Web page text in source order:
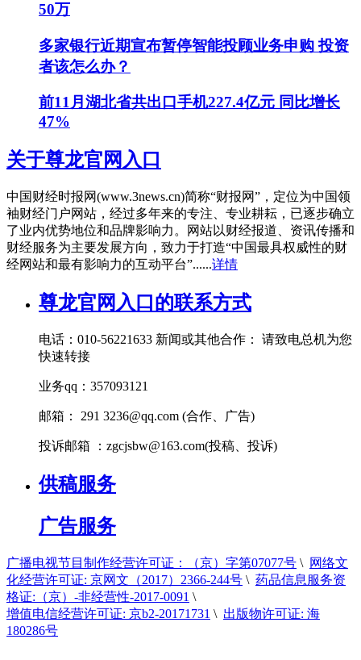
50万
多家银行近期宣布暂停智能投顾业务申购 投资
者该怎么办？
前11月湖北省共出口手机227.4亿元 同比增长
47%
关于尊龙官网入口
中国财经时报网(www.3news.cn)简称“财报网”，定位为中国领
袖财经门户网站，经过多年来的专注、专业耕耘，已逐步确立
了业内优势地位和品牌影响力。网站以财经报道、资讯传播和
财经服务为主要发展方向，致力于打造“中国最具权威性的财
经网站和最有影响力的互动平台”......详情
尊龙官网入口的联系方式
电话：010-56221633 新闻或其他合作： 请致电总机为您
快速转接
业务qq：357093121
邮箱： 291 3236@qq.com (合作、广告)
投诉邮箱 ： zgcjsbw@163.com(投稿、投诉)
供稿服务
广告服务
广播电视节目制作经营许可证：（京）字第07077号 \ 网络文
化经营许可证: 京网文（2017）2366-244号 \ 药品信息服务资
格证:（京）-非经营性-2017-0091 \
增值电信经营许可证: 京b2-20171731 \ 出版物许可证: 海
180286号